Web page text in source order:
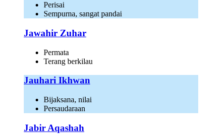
Perisai
Sempurna, sangat pandai
Jawahir Zuhar
Permata
Terang berkilau
Jauhari Ikhwan
Bijaksana, nilai
Persaudaraan
Jabir Aqashah